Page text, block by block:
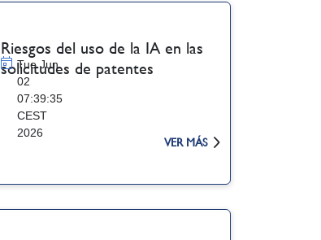
Riesgos del uso de la IA en las
solicitudes de patentes
Tue Jun
02
07:39:35
CEST
2026
VER MÁS